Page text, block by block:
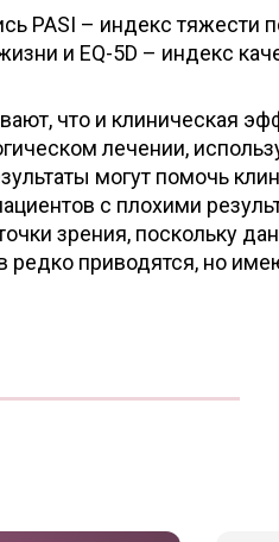
PASI – индекс тяжести
и EQ-5D – индекс
что и клиническая
лечении,
могут помочь
с плохими
зрения, поскольку
редко приводятся, но